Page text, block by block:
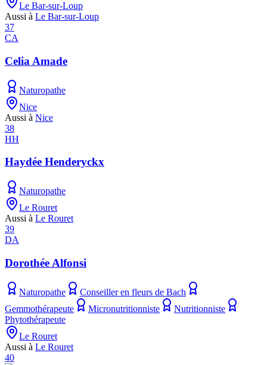
Le Bar-sur-Loup
Aussi à Le Bar-sur-Loup
37
CA
Celia Amade
Naturopathe
Nice
Aussi à Nice
38
HH
Haydée Henderyckx
Naturopathe
Le Rouret
Aussi à Le Rouret
39
DA
Dorothée Alfonsi
Naturopathe
Conseiller en fleurs de Bach
Gemmothérapeute
Micronutritionniste
Nutritionniste
Phytothérapeute
Le Rouret
Aussi à Le Rouret
40